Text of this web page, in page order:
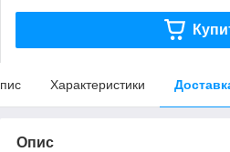
Характеристики
Опис